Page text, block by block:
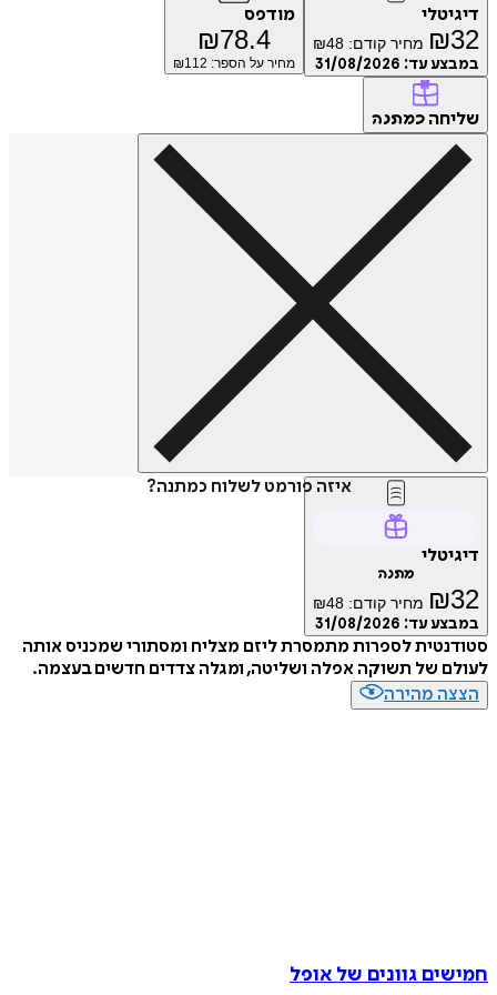
₪ מחיר קודם: ₪48
עד:31/08/2026
מודפס
₪78.4
מחיר על הספר: ₪112
כמתנה
איזה פורמט לשלוח כמתנה?
₪ מחיר קודם: ₪48
עד:31/08/2026
לספרות מתמסרת ליזם מצליח ומסתורי שמכניס אותה
של תשוקה אפלה ושליטה, ומגלה צדדים חדשים בעצמה.
מהירה
גוונים של אופל